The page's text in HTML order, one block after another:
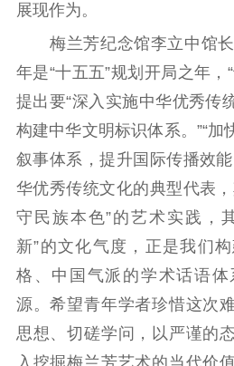
展现作为。
梅兰芳纪念馆李立中馆长
年是“十五五”规划开局之年，
提出要“深入实施中华优秀传
构建中华文明标识体系。”“加
叙事体系，提升国际传播效
华优秀传统文化的典型代表
守民族本色”的艺术实践，
新”的文化气度，正是我们
格、中国气派的学术话语
源。希望青年学者珍惜这次
思想、切磋学问，以严谨的
入挖掘梅兰芳艺术的当代价